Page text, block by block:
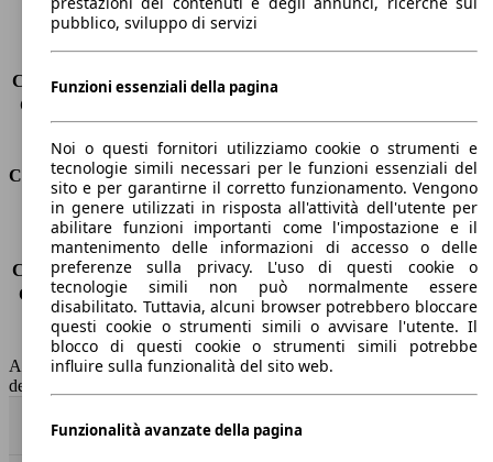
Porte
5
Sedili
5
Carico sul tetto
-
Capacità di traino (senza freni) -
Capacità di traino (con freni)
Volume del bagagliaio
Consumi
Emissioni di CO2*
-
Consumo (urbano)
-
Consumo (extra-urbano)
-
Consumo (combinato)*
Classe di emissione
Euro 6
Capacità del serbatoio
50 l
AutoScout24 non si assume alcuna responsabilità per la correttezza
dei dati.
pubblico, sviluppo di servizi
Funzioni essenziali della pagina
Noi o questi fornitori utilizziamo cookie o strumenti e
tecnologie simili necessari per le funzioni essenziali del
sito e per garantirne il corretto funzionamento. Vengono
in genere utilizzati in risposta all'attività dell'utente per
abilitare funzioni importanti come l'impostazione e il
mantenimento delle informazioni di accesso o delle
preferenze sulla privacy. L'uso di questi cookie o
tecnologie simili non può normalmente essere
disabilitato. Tuttavia, alcuni browser potrebbero bloccare
questi cookie o strumenti simili o avvisare l'utente. Il
blocco di questi cookie o strumenti simili potrebbe
influire sulla funzionalità del sito web.
Funzionalità avanzate della pagina